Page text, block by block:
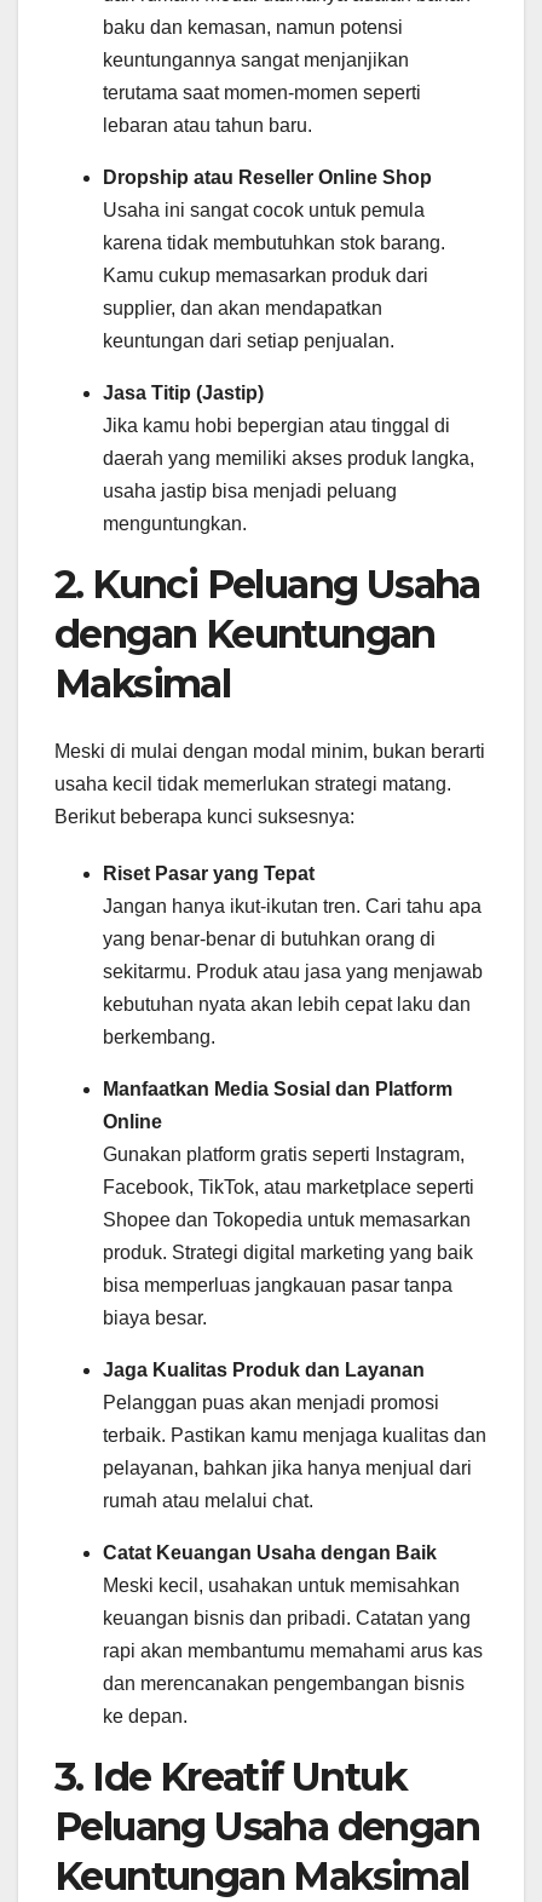
baku dan kemasan, namun potensi
keuntungannya sangat menjanjikan
terutama saat momen-momen seperti
lebaran atau tahun baru.
Dropship atau Reseller Online Shop
Usaha ini sangat cocok untuk pemula
karena tidak membutuhkan stok barang.
Kamu cukup memasarkan produk dari
supplier, dan akan mendapatkan
keuntungan dari setiap penjualan.
Jasa Titip (Jastip)
Jika kamu hobi bepergian atau tinggal di
daerah yang memiliki akses produk langka,
usaha jastip bisa menjadi peluang
menguntungkan.
2. Kunci Peluang Usaha
dengan Keuntungan
Maksimal
Meski di mulai dengan modal minim, bukan berarti
usaha kecil tidak memerlukan strategi matang.
Berikut beberapa kunci suksesnya:
Riset Pasar yang Tepat
Jangan hanya ikut-ikutan tren. Cari tahu apa
yang benar-benar di butuhkan orang di
sekitarmu. Produk atau jasa yang menjawab
kebutuhan nyata akan lebih cepat laku dan
berkembang.
Manfaatkan Media Sosial dan Platform
Online
Gunakan platform gratis seperti Instagram,
Facebook, TikTok, atau marketplace seperti
Shopee dan Tokopedia untuk memasarkan
produk. Strategi digital marketing yang baik
bisa memperluas jangkauan pasar tanpa
biaya besar.
Jaga Kualitas Produk dan Layanan
Pelanggan puas akan menjadi promosi
terbaik. Pastikan kamu menjaga kualitas dan
pelayanan, bahkan jika hanya menjual dari
rumah atau melalui chat.
Catat Keuangan Usaha dengan Baik
Meski kecil, usahakan untuk memisahkan
keuangan bisnis dan pribadi. Catatan yang
rapi akan membantumu memahami arus kas
dan merencanakan pengembangan bisnis
ke depan.
3. Ide Kreatif Untuk
Peluang Usaha dengan
Keuntungan Maksimal